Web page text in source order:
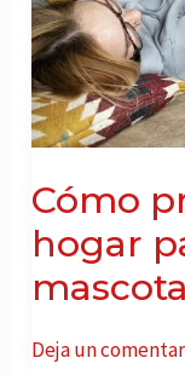
Cómo
hogar
Deja un
recibir
a
una
mascota.